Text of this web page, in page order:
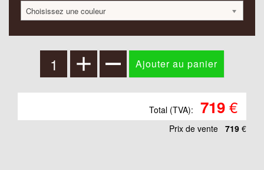
Choisissez une couleur
Total (TVA): 719€
Prix ​​de vente 719 €